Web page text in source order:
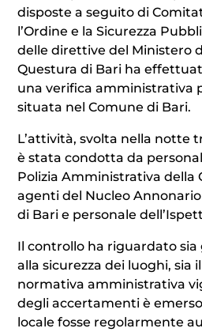
disposte a seguito di
l’Ordine e la Sicurezza
delle direttive del Ministero
Questura di Bari ha
una verifica amministrativa
situata nel Comune di Bari.
L’attività, svolta nella notte
è stata condotta da
Polizia Amministrativa della
agenti del Nucleo
di Bari e personale
Il controllo ha riguardato sia
alla sicurezza dei luoghi, sia
normativa amministrativa
degli accertamenti è
locale fosse regolarmente